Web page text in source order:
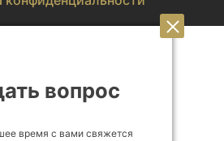
вопрос
время с вами свяжется